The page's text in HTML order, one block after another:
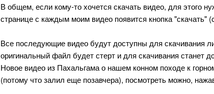
В общем, если кому-то хочется скачать видео, для этого
странице с каждым моим видео появится кнопка "скачать"
Все последующие видео будут доступны для скачивания
оригинальный файл будет стерт и для скачивания станет
Новое видео из Пахальгама о нашем конном походе к
(потому что залил еще позавчера), посмотреть можно,